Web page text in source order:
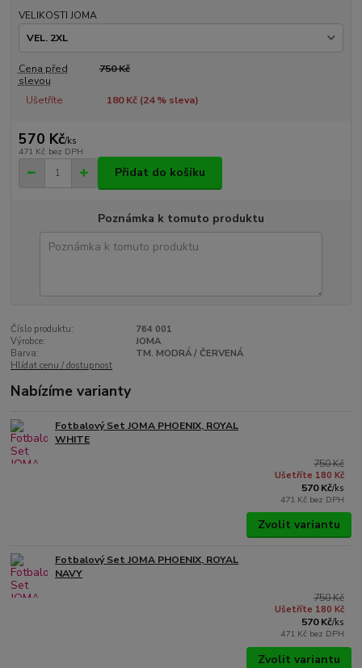
VELIKOSTI JOMA
Cena před
slevou
750 Kč
Ušetříte 180 Kč (24% sleva)
570 Kč/ks
471 Kč bez DPH
Přidat do košíku
Poznámka k tomuto produktu
Číslo produktu:
764 001
Výrobce:
JOMA
Barva:
TM. MODRÁ / ČERVENÁ
Hlídat cenu / dostupnost
Nabízíme varianty
Fotbalový Set JOMA PHOENIX, ROYAL
WHITE
750 Kč
Ušetříte 180 Kč
570 Kč/ks
471 Kč bez DPH
Zvolit variantu
Fotbalový Set JOMA PHOENIX, ROYAL
NAVY
750 Kč
Ušetříte 180 Kč
570 Kč/ks
471 Kč bez DPH
Zvolit variantu